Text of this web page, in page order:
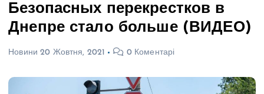
Безопасных перекрестков в
Днепре стало больше (ВИДЕО)
Новини 20 Жовтня, 2021 0 Коментарі